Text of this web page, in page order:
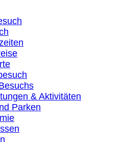
& Aktivitäten
Parken